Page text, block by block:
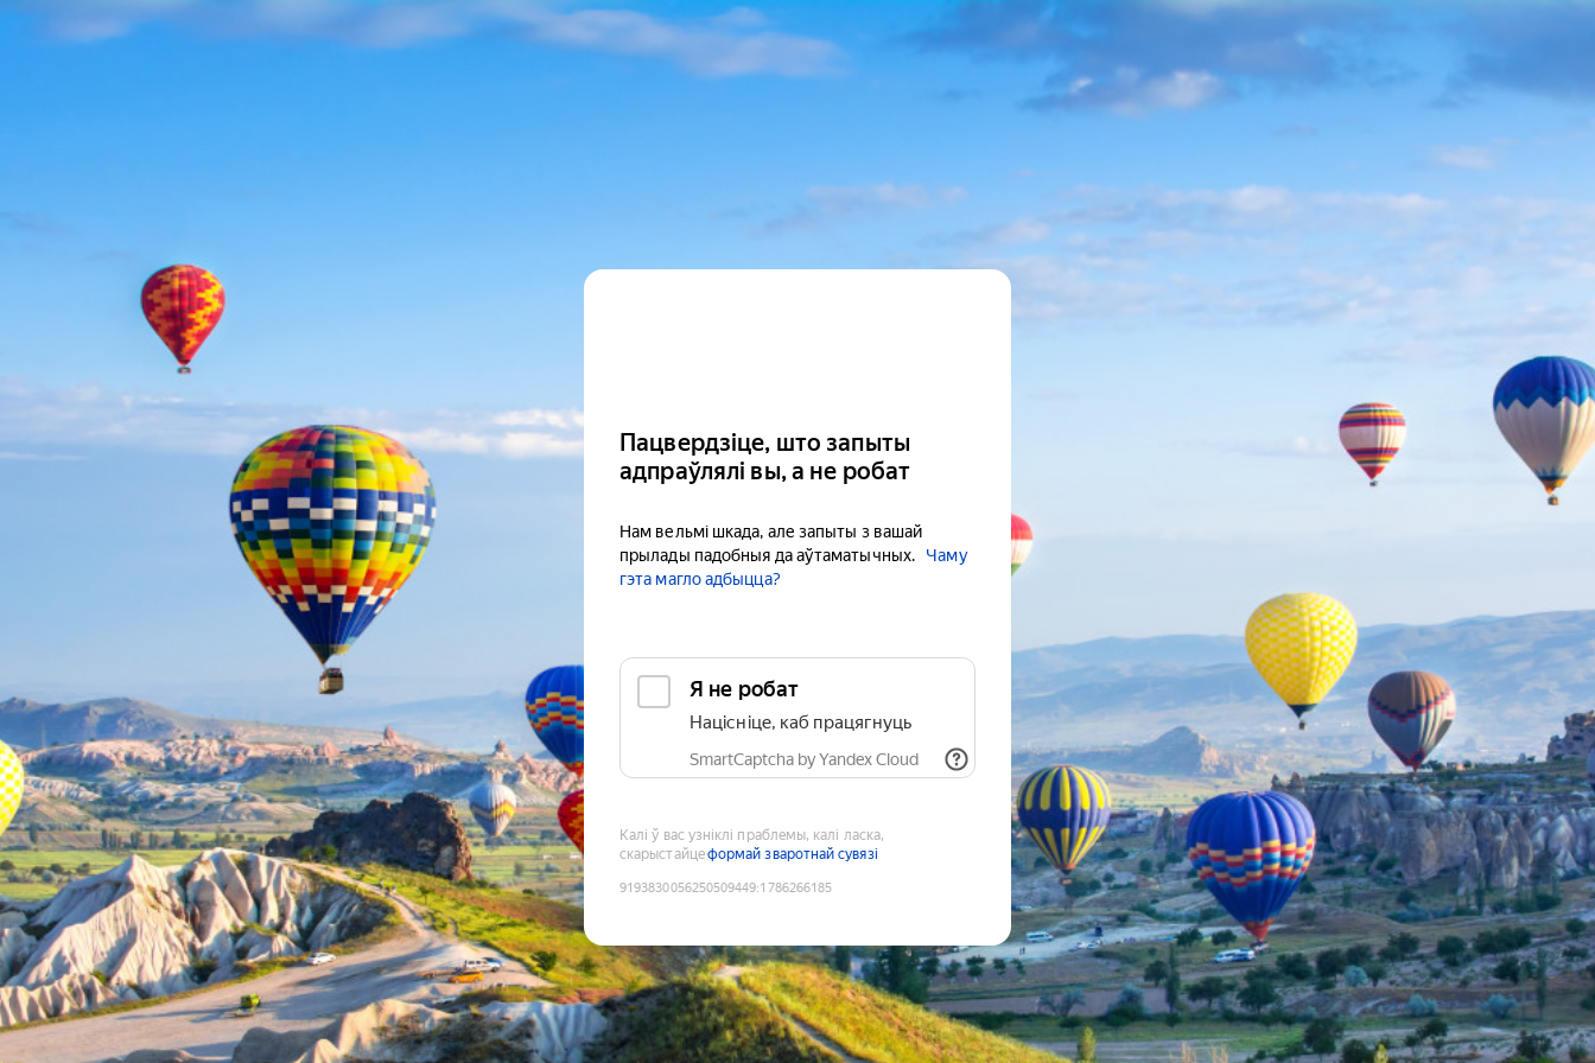
Пацвердзіце, што запыты
адпраўлялі вы, а не робат
Нам вельмі шкада, але запыты з вашай
прылады падобныя да аўтаматычных.
Чаму
гэта магло адбыцца?
Я не робат
Націсніце, каб працягнуць
SmartCaptcha by Yandex Cloud
Калі ў вас узніклі праблемы, калі ласка,
скарыстайцеформай зваротнай сувязі
9193830056250509449:1786266185